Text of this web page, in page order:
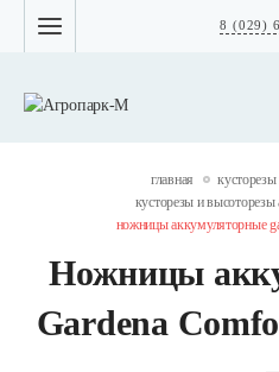
8 (029)
главная
кусторезы и
ножницы аккумуляторные
Ножницы
Gardena